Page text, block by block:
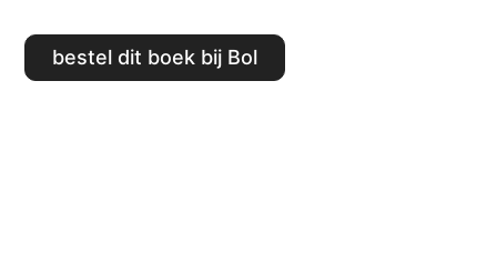
Bestel dit boek bij Bol